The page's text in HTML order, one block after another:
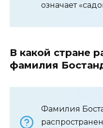
означает
В какой стране
фамилия
Фамилия